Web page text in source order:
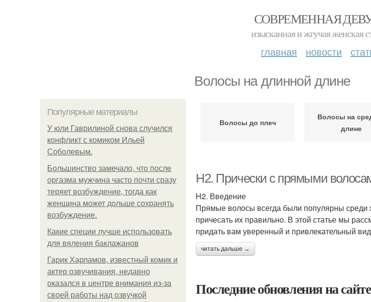
СОВРЕМЕННАЯ
изысканная и жгучая женская
главная новости
Волосы на длинной длине
Популярные материалы
У юли Гаврилиной снова случился
конфликт с комиком Ильей
Соболевым.
Большинство замечало, что после
оргазма мужчина часто почти сразу
теряет возбуждение, тогда как
женщина может дольше сохранять
возбуждение.
Какие специи лучше использовать
для вяления баклажанов
Гарик Харламов, известный комик и
актер озвучивания, недавно
оказался в центре внимания из-за
своей работы над озвучкой
Волосы до плеч
Волосы на
длине
H2. Прически с прямыми
H2. Введение
Прямые волосы всегда были популярны среди
причесать их правильно. В этой статье мы
придать вам уверенный и привлекательный
читать дальше →
Последние обновления на